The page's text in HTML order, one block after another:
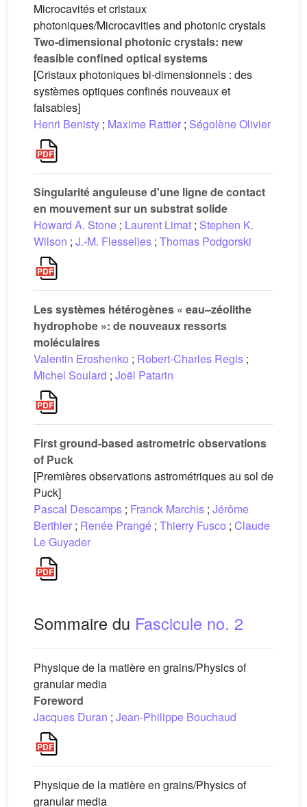
Microcavités et cristaux
photoniques/Microcavities and photonic crystals
Two-dimensional photonic crystals: new
feasible confined optical systems
[Cristaux photoniques bi-dimensionnels : des
systèmes optiques confinés nouveaux et
faisables]
Henri Benisty ; Maxime Rattier ; Ségolène Olivier
Singularité anguleuse d'une ligne de contact
en mouvement sur un substrat solide
Howard A. Stone ; Laurent Limat ; Stephen K.
Wilson ; J.-M. Flesselles ; Thomas Podgorski
Les systèmes hétérogènes « eau–zéolithe
hydrophobe »: de nouveaux ressorts
moléculaires
Valentin Eroshenko ; Robert-Charles Regis ;
Michel Soulard ; Joël Patarin
First ground-based astrometric observations
of Puck
[Premières observations astrométriques au sol de
Puck]
Pascal Descamps ; Franck Marchis ; Jérôme
Berthier ; Renée Prangé ; Thierry Fusco ; Claude
Le Guyader
Sommaire du Fascicule no. 2
Physique de la matière en grains/Physics of
granular media
Foreword
Jacques Duran ; Jean-Philippe Bouchaud
Physique de la matière en grains/Physics of
granular media